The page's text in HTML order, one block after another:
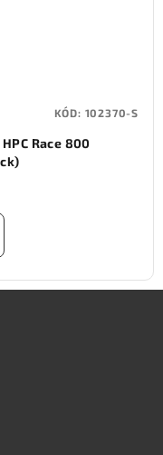
Race 800
KÓD: 102370-S